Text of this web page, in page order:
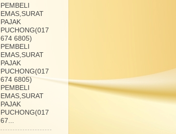
PEMBELI
EMAS,SURAT
PAJAK
PUCHONG(017
674 6805)
PEMBELI
EMAS,SURAT
PAJAK
PUCHONG(017
674 6805)
PEMBELI
EMAS,SURAT
PAJAK
PUCHONG(017
67...